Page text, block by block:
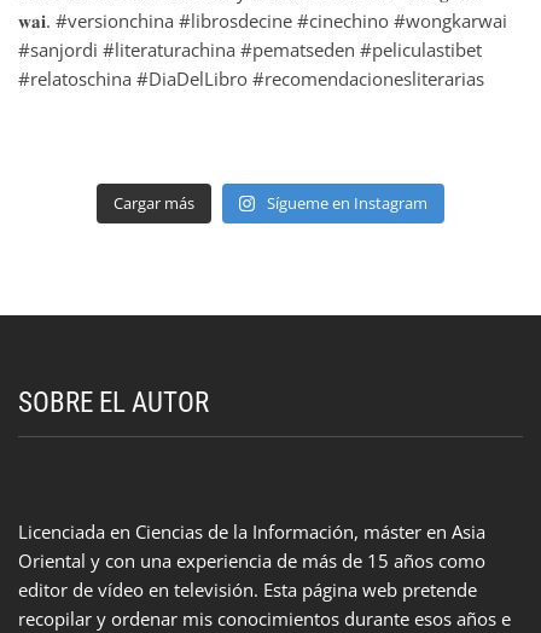
Cargar más Sígueme en Instagram
SOBRE EL AUTOR
Licenciada en Ciencias de la Información, máster en Asia
Oriental y con una experiencia de más de 15 años como
editor de vídeo en televisión. Esta página web pretende
recopilar y ordenar mis conocimientos durante esos años e